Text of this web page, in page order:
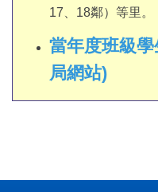
17、18鄰）等里。
當年度班級
局網站)